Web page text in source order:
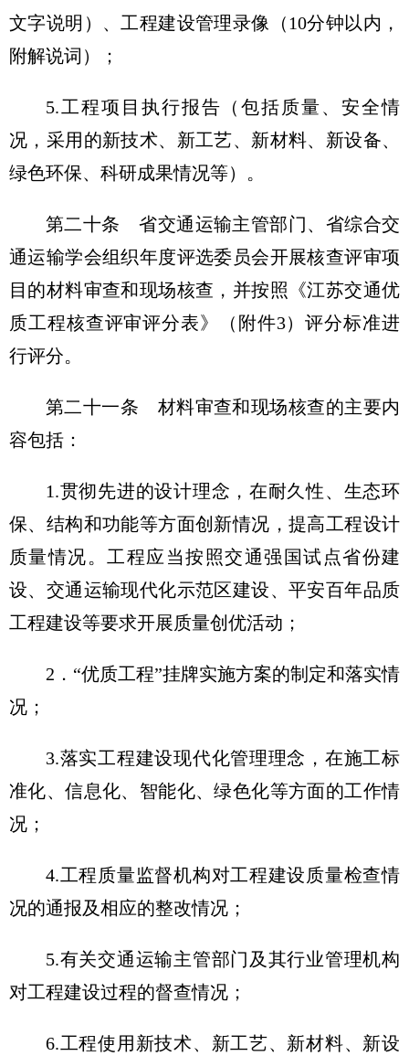
文字说明）、工程建设管理录像（10分钟以内，
附解说词）；
5.工程项目执行报告（包括质量、安全情
况，采用的新技术、新工艺、新材料、新设备、
绿色环保、科研成果情况等）。
第二十条 省交通运输主管部门、省综合交
通运输学会组织年度评选委员会开展核查评审项
目的材料审查和现场核查，并按照《江苏交通优
质工程核查评审评分表》（附件3）评分标准进
行评分。
第二十一条 材料审查和现场核查的主要内
容包括：
1.贯彻先进的设计理念，在耐久性、生态环
保、结构和功能等方面创新情况，提高工程设计
质量情况。工程应当按照交通强国试点省份建
设、交通运输现代化示范区建设、平安百年品质
工程建设等要求开展质量创优活动；
2．“优质工程”挂牌实施方案的制定和落实情
况；
3.落实工程建设现代化管理理念，在施工标
准化、信息化、智能化、绿色化等方面的工作情
况；
4.工程质量监督机构对工程建设质量检查情
况的通报及相应的整改情况；
5.有关交通运输主管部门及其行业管理机构
对工程建设过程的督查情况；
6.工程使用新技术、新工艺、新材料、新设